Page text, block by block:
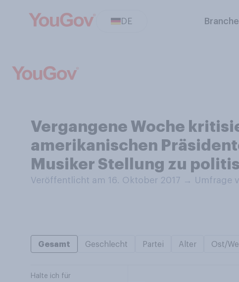
DE
Vergangene Woche
amerikanischen
Musiker Stellung zu
Veröffentlicht am 16. Oktober 2017 → Umfrage
Gesamt Geschlecht Partei Alter Ost/
Halte ich für